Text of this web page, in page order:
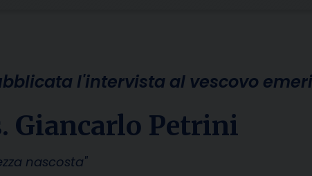
l'intervista al vescovo
Giancarlo Petrini
nascosta"